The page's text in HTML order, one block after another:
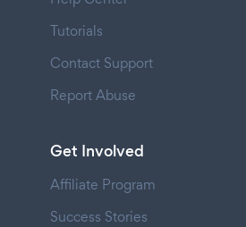
Tutorials
Contact Support
Report Abuse
Get Involved
Affiliate Program
Success Stories